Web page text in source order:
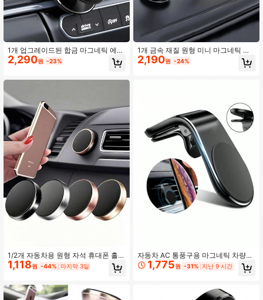
1개 업그레이드된 합금 마그네틱 에어
벤트 마운트 차량용 휴대폰 거치대, 금
속 강력 자석 휴대폰 거치대, 360° 회
2,290원 -23%
1/2개 자동차용 원형 자석 휴대폰 홀
더, 강력한 자석 흡착, 다각도 조절 가
능, 대시보드 접착식 설치, 운전 중 내
시 시야 방해 없음, 빠른 휴대폰 부착
및 제거를 위한 자석 디자인, 실용적인
1,118원 -44% 마지막 3일
1개 금속 재질 원형 미니 마그네틱 휴
대폰 홀더, 자동차 다기능 휴대폰 내비
게이션 홀더, 자동차 대시보드 홀더
2,190원 -24%
자동차 AC 통풍구용 마그네틱 차량용
휴대폰 거치대, 차량용 GPS 내비게이
션에 적합. 탈부착 및 설치 용이, 360
가진 범용 휴대폰 거치대, 부식 방지
및 충돌 방지, 높은 하중 지지력, 모든
1,775원 -31% 지난 9 시간